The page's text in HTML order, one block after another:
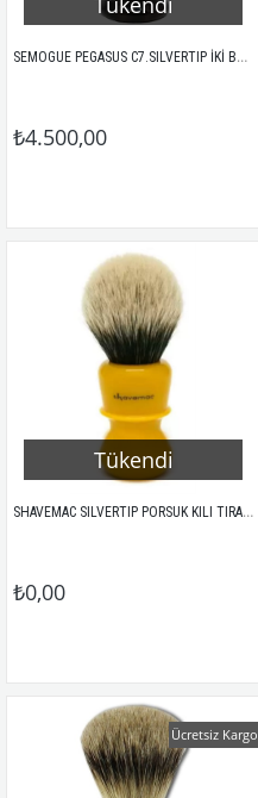
SEMOGUE PEGASUS C7.SILVERTIP İKİ BAND PORSUK KILI TIRAŞ FIRÇASI
₺4.500,00
Tükendi
SHAVEMAC SILVERTIP PORSUK KILI TIRAŞ FIRÇASI 82-309
₺0,00
Ücretsiz Kargo